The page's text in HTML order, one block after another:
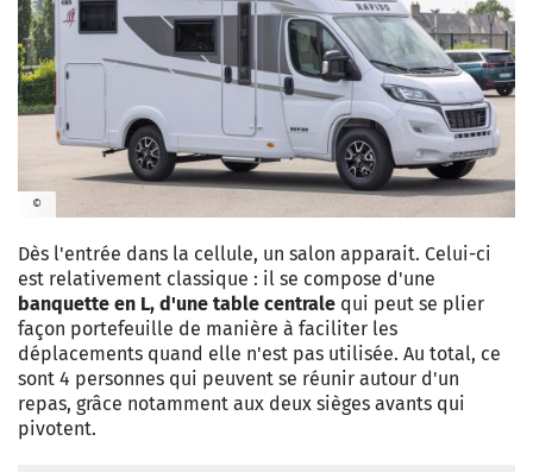
©
Dès l'entrée dans la cellule, un salon apparait. Celui-ci
est relativement classique : il se compose d'une
banquette en L, d'une table centrale qui peut se plier
façon portefeuille de manière à faciliter les
déplacements quand elle n'est pas utilisée. Au total, ce
sont 4 personnes qui peuvent se réunir autour d'un
repas, grâce notamment aux deux sièges avants qui
pivotent.